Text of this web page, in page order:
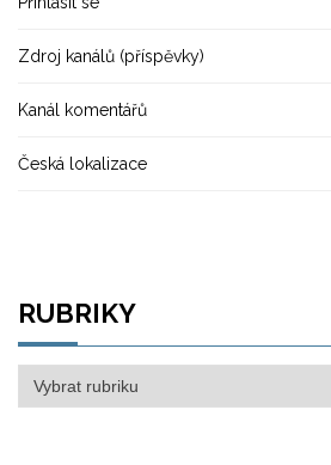
Zdroj kanálů (příspěvky)
Kanál komentářů
Česká lokalizace
RUBRIKY
Rubriky